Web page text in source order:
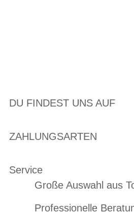
DU FINDEST UNS AUF
ZAHLUNGSARTEN
Service
Große Auswahl aus
Professionelle